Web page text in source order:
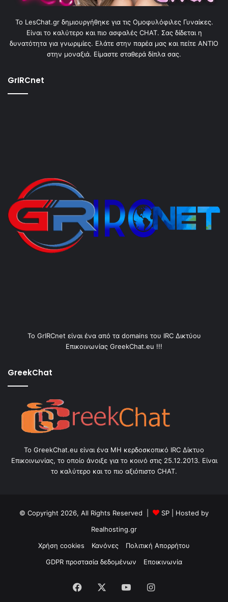
To LesChat.gr δημιουργήθηκε για τις Ομοφυλόφιλες Γυναίκες.
Είναι το καλύτερο και πιο ασφαλές CHAT. Σας δίδεται η
δυνατότητα για γνωριμίες. Ελάτε στην παρέα μας και πείτε ΑΝΤΙΟ
στην μοναξιά. Είμαστε σταθερά δίπλα σας.
GrIRCnet
Το GrIRCnet είναι ένα από τα domains του IRC Δικτύου
Επικοινωνίας GreekChat.eu !!!
GreekChat
Το GreekChat.eu είναι ένα ΜΗ κερδοσκοπικό IRC Δίκτυο
Επικοινωνίας, το οποίο άνοιξε για το κοινό στις 25.12.2013. Είναι
το καλύτερο και το πιο αξιόπιστο CHAT.
© Copyright 2026, All Rights Reserved | SP | Hosted by
Realhosting.gr
Χρήση cookies
Κανόνες
Πολιτική Απορρήτου
GDPR προστασία δεδομένων
Εποικινωνία
Facebook YouTubeInstagram